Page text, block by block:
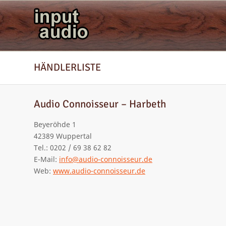
HÄNDLERLISTE
Audio Connoisseur – Harbeth
Beyeröhde 1
42389 Wuppertal
Tel.: 0202 / 69 38 62 82
E-Mail: info@audio-connoisseur.de
Web: www.audio-connoisseur.de